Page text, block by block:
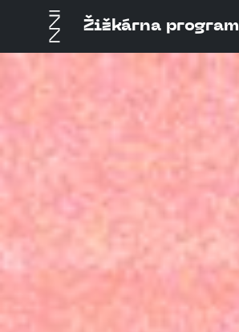
Žižkárna program